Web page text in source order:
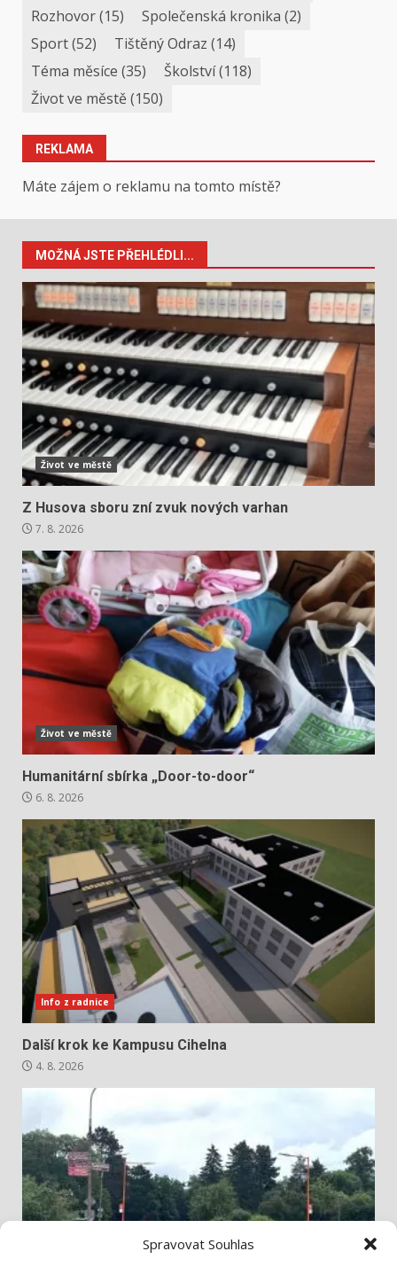
Spravovat Souhlas
Rozhovor(15) Společenská kronika (2)
Sport(52) Tištěný Odraz (14)
Téma měsíce (35) Školství(118)
Život ve městě(150)
REKLAMA
Máte zájem o reklamu na tomto místě?
MOŽNÁ JSTE PŘEHLÉDLI...
Život ve městě
Z Husova sboru zní zvuk nových varhan
7. 8. 2026
Život ve městě
Humanitární sbírka „Door-to-door“
6. 8. 2026
Info z radnice
Další krok ke Kampusu Cihelna
4. 8. 2026